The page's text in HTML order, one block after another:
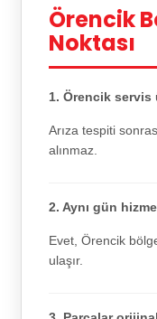
Örencik
Noktası
1. Örencik servis
Arıza tespiti
alınmaz.
2. Aynı gün
Evet, Örencik
ulaşır.